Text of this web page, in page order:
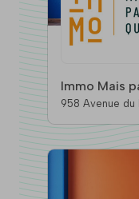
Immo Mais
958 Avenue du